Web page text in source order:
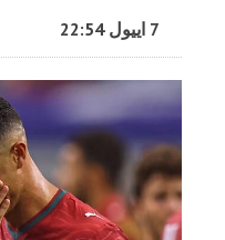
7 اییول 22:54